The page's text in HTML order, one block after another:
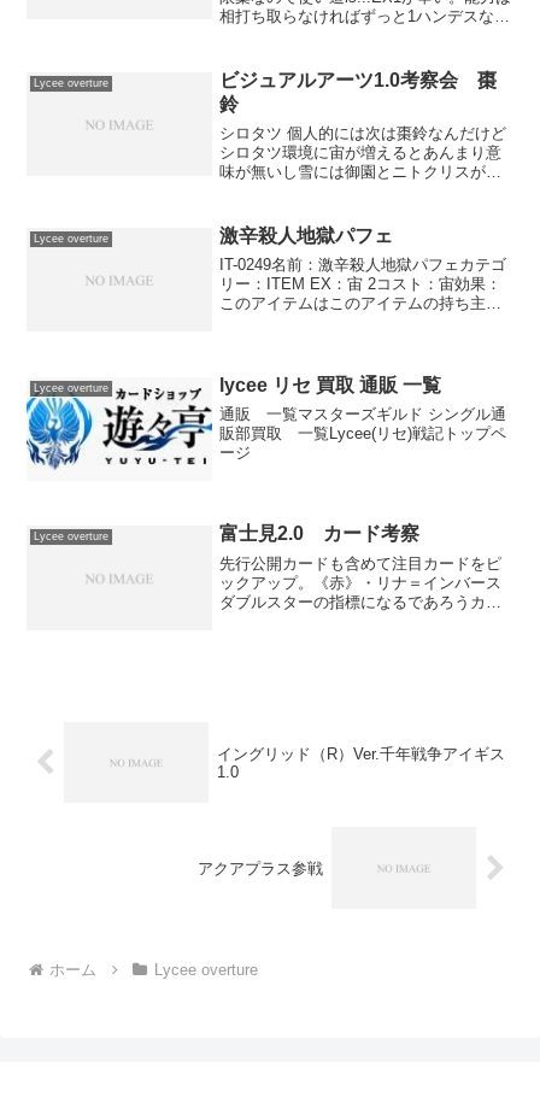
相打ち取らなければずっと1ハンデスなの
行動済み状態でも使えます。失われない
と強すぎるけ...
Lycee overture
ビジュアルアーツ1.0考察会 棗
鈴
シロタツ 個人的には次は棗鈴なんだけど
シロタツ環境に宙が増えるとあんまり意
味が無いし雪には御園とニトクリスがい
増えたしねシロタツ そだねー（おりょう
も増えたわまぁおりょ...
Lycee overture 激辛殺人地獄パフェ
IT-0249名前：激辛殺人地獄パフェカテゴ
リー：ITEM EX：宙 2コスト：宙効果：
このアイテムはこのアイテムの持ち主の
ドローす...
Lycee overture lycee リセ 買取 通販 一覧
通販 一覧マスターズギルド シングル通
販部買取 一覧Lycee(リセ)戦記トップペ
ージ
Lycee overture 富士見2.0 カード考察
先行公開カードも含めて注目カードをピ
ックアップ。《赤》・リナ＝インバース
ダブルスターの指標になるであろうカー
イングリッド（R）Ver.千年戦争アイギス
1.0
アクアプラス参戦
ホーム Lycee overture